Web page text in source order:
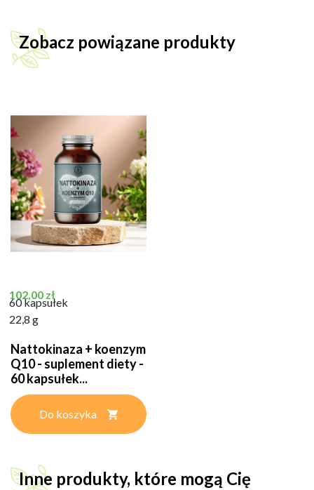
Zobacz powiązane produkty
Cena
102,00 zł
60 kapsułek
22,8 g
Nattokinaza + koenzym
Q10 - suplement diety -
60 kapsułek...
Do koszyka
Inne produkty, które mogą Cię